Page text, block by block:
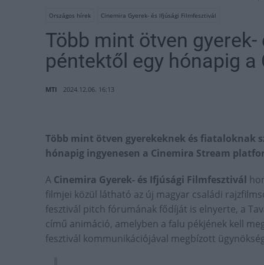
Országos hírek Cinemira Gyerek- és Ifjúsági Filmfesztivál
Több mint ötven
péntektől egy hónapig a
MTI 2024.12.06. 16:13
Több mint ötven gyerekeknek és fiataloknak
hónapig ingyenesen a Cinemira Stream
A Cinemira Gyerek- és Ifjúsági Filmfesztivál
filmjei közül látható az új magyar családi
fesztivál pitch fórumának fődíját is elnyerte, a
című animáció, amelyben a falu pékjének kell
fesztivál kommunikációjával megbízott